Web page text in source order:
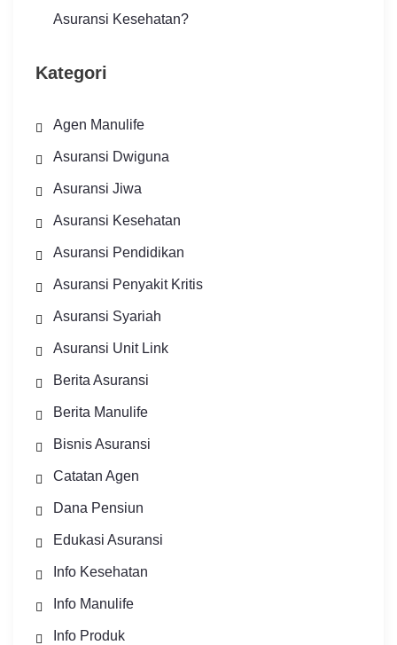
Asuransi Kesehatan?
Kategori
Agen Manulife
Asuransi Dwiguna
Asuransi Jiwa
Asuransi Kesehatan
Asuransi Pendidikan
Asuransi Penyakit Kritis
Asuransi Syariah
Asuransi Unit Link
Berita Asuransi
Berita Manulife
Bisnis Asuransi
Catatan Agen
Dana Pensiun
Edukasi Asuransi
Info Kesehatan
Info Manulife
Info Produk